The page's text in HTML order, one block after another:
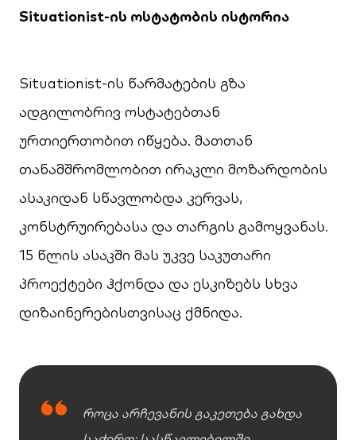
Situationist-ის ოსტატობის ისტორია
Situationist-ის წარმატების გზა
ადგილობრივ ოსტატებთან
ურთიერთობით იწყება. მათთან
თანამშრომლობით ირაკლი მოზარდობის
ასაკიდან სწავლობდა კერვას,
კონსტრუირებასა და თარგის გამოყვანას.
15 წლის ასაკში მას უკვე საკუთარი
პროექტები ჰქონდა და ესკიზებს სხვა
დიზაინერებისთვისაც ქმნიდა.
როცა არჩევანის გაკეთება გახდა